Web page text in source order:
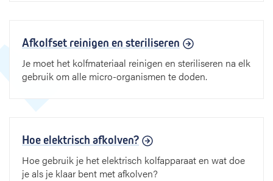
u
s
Afkolfset reinigen en steriliseren
Je moet het kolfmateriaal reinigen en steriliseren na elk
gebruik om alle micro-organismen te doden.
Hoe elektrisch afkolven?
Hoe gebruik je het elektrisch kolfapparaat en wat doe
je als je klaar bent met afkolven?